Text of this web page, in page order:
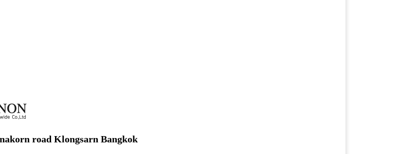
road Klongsarn Bangkok